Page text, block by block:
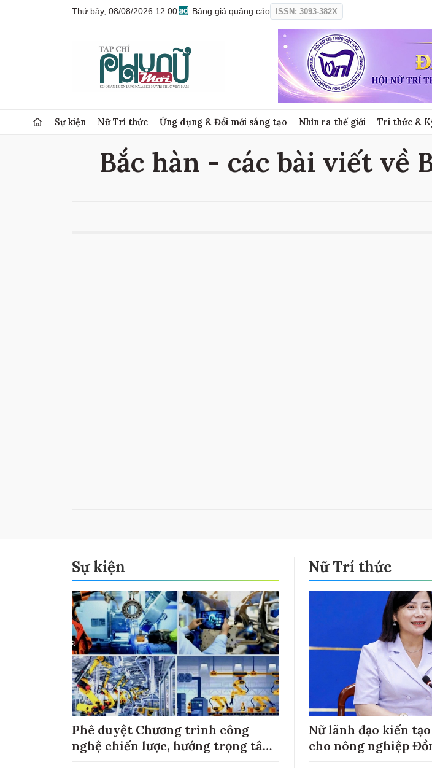
Thứ bảy, 08/08/2026 12:00 Bảng giá quảng cáo ISSN: 3093-382X
Sự kiện Nữ Trí thức Ứng dụng & Đổi mới sáng tạo Nhìn ra thế giới Tri thức &
Bắc hàn - các bài viết về
Sự kiện
Phê duyệt Chương trình công
nghệ chiến lược, hướng trọng tâm
Nữ Trí thức
Nữ lãnh đạo kiến
cho nông nghiệp